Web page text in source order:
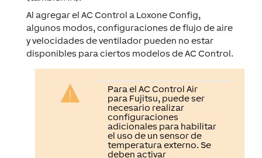
Al agregar el AC Control a Loxone Config,
algunos modos, configuraciones de flujo de aire
y velocidades de ventilador pueden no estar
disponibles para ciertos modelos de AC Control.
Para el AC Control Air
para Fujitsu, puede ser
necesario realizar
configuraciones
adicionales para habilitar
el uso de un sensor de
temperatura externo. Se
deben activar